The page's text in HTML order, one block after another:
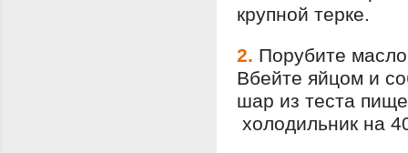
крупной терке.
2. Порубите
Вбейте яйцом и
шар из теста
холодильник на